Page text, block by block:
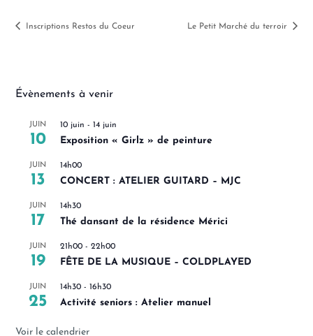
Inscriptions Restos du Coeur Le Petit Marché du terroir
Évènements à venir
JUIN
10
10 juin - 14 juin
Exposition « Girlz » de peinture
JUIN
13
14h00
CONCERT : ATELIER GUITARD – MJC
JUIN
17
14h30
Thé dansant de la résidence Mérici
JUIN
19
21h00 -22h00
FÊTE DE LA MUSIQUE – COLDPLAYED
JUIN
25
14h30 - 16h30
Activité seniors : Atelier manuel
Voir le calendrier